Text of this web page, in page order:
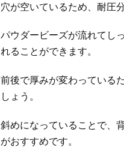
穴が空いているため、耐圧
パウダービーズが流れてし
れることができます。
前後で厚みが変わっている
しょう。
斜めになっていることで、
がおすすめです。